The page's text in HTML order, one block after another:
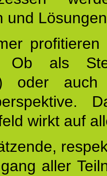
und
Ob als
oder
wirkt auf
aller